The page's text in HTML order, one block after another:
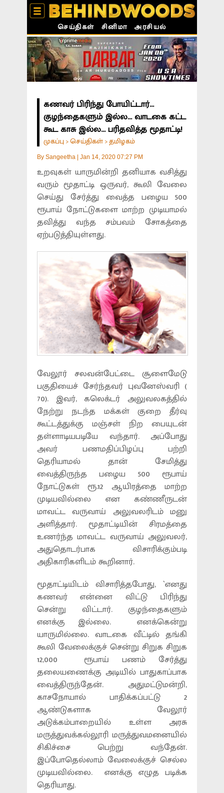
செய்திகள் சினிமா அரசியல்
கணவர் பிரிந்து போயிட்டார்...
குழந்தைகளும் இல்ல... வாடகை கட்ட
கூட காசு இல்ல... பரிதவித்த மூதாட்டி!
முகப்பு >செய்திகள் >தமிழகம்
By Sangeetha Jan 14, 2020 07:27 PM
உறவுகள் யாருமின்றி தனியாக வசித்து
வரும் மூதாட்டி ஒருவர், கூலி வேலை
செய்து சேர்த்து வைத்த பழைய 500
ரூபாய் நோட்டுகளை மாற்ற முடியாமல்
தவித்து வந்த சம்பவம் சோகத்தை
ஏற்படுத்தியுள்ளது.
வேலூர் சலவன்பேட்டை சூளைமேடு
பகுதியைச் சேர்ந்தவர் புவனேஸ்வரி (
70). இவர், கலெக்டர் அலுவலகத்தில்
நேற்று நடந்த மக்கள் குறை தீர்வு
கூட்டத்துக்கு மஞ்சள் நிற பையுடன்
தள்ளாடியபடியே வந்தார். அப்போது
அவர் பணமதிப்பிழப்பு பற்றி
தெரியாமல் தான் சேமித்து
வைத்திருந்த பழைய 500 ரூபாய்
நோட்டுகள் ரூ.12 ஆயிரத்தை மாற்ற
முடியவில்லை என கண்ணீருடன்
மாவட்ட வருவாய் அலுவலரிடம் மனு
அளித்தார். மூதாட்டியின் சிரமத்தை
உணர்ந்த மாவட்ட வருவாய் அலுவலர்,
அதுதொடர்பாக விசாரிக்கும்படி
அதிகாரிகளிடம் கூறினார்.
மூதாட்டியிடம் விசாரித்தபோது, `எனது
கணவர் என்னை விட்டு பிரிந்து
சென்று விட்டார். குழந்தைகளும்
எனக்கு இல்லை. எனக்கென்று
யாருமில்லை. வாடகை வீட்டில் தங்கி
கூலி வேலைக்குச் சென்று சிறுக சிறுக
12,000 ரூபாய் பணம் சேர்த்து
தலையணைக்கு அடியில் பாதுகாப்பாக
வைத்திருந்தேன். அதுமட்டுமன்றி,
காசநோயால் பாதிக்கப்பட்டு 2
ஆண்டுகளாக வேலூர்
அடுக்கம்பாறையில் உள்ள அரசு
மருத்துவக்கல்லூரி மருத்துவமனையில்
சிகிச்சை பெற்று வந்தேன்.
இப்போதெல்லாம் வேலைக்குச் செல்ல
முடியவில்லை. எனக்கு எழுத படிக்க
தெரியாது.